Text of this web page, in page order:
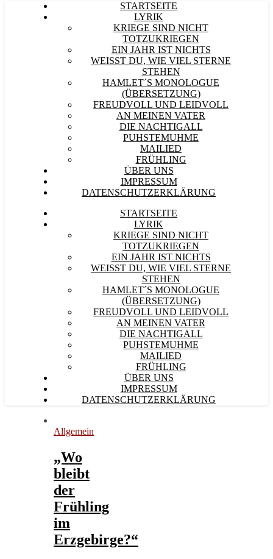
STARTSEITE
LYRIK
KRIEGE SIND NICHT
TOTZUKRIEGEN
EIN JAHR IST NICHTS
WEISST DU, WIE VIEL STERNE S
TEHEN
HAMLET´S MONOLOGUE
(ÜBERSETZUNG)
FREUDVOLL UND LEIDVOLL
AN MEINEN VATER
DIE NACHTIGALL
PUHSTEMUHME
MAILIED
FRÜHLING
ÜBER UNS
IMPRESSUM
DATENSCHUTZERKLÄRUNG
STARTSEITE
LYRIK
KRIEGE SIND NICHT
TOTZUKRIEGEN
EIN JAHR IST NICHTS
WEISST DU, WIE VIEL STERNE S
TEHEN
HAMLET´S MONOLOGUE
(ÜBERSETZUNG)
FREUDVOLL UND LEIDVOLL
AN MEINEN VATER
DIE NACHTIGALL
PUHSTEMUHME
MAILIED
FRÜHLING
ÜBER UNS
IMPRESSUM
DATENSCHUTZERKLÄRUNG
Allgemein
„Wo
bleibt
der
Frühling
im
Erzgebirge?“